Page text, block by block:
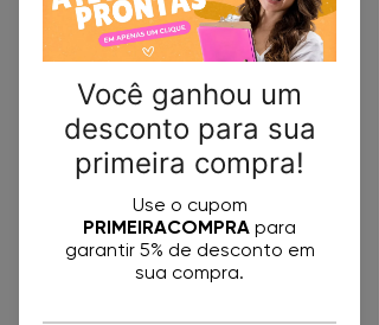
R$ 5,50Preço
Comprar
Ao adquirir nosso arquivo digital
em PDF, você terá acesso a
três modelos exclusivos de
saquinhos de lembrancinhas.
Nossos saquinhos de